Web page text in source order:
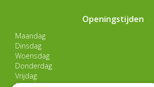
Openingstijden
Maandag
Dinsdag
Woensdag
Donderdag
Vrijdag